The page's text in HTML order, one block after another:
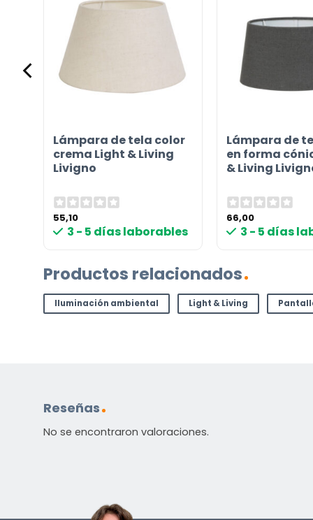
Lámpara de tela color
crema Light & Living
Livigno
55,10
3 - 5 días laborables
Lámpara de
en forma
& Living
66,00
3 - 5 días
Productos relacionados
Iluminación ambiental Light & Living
Reseñas
No se encontraron valoraciones.